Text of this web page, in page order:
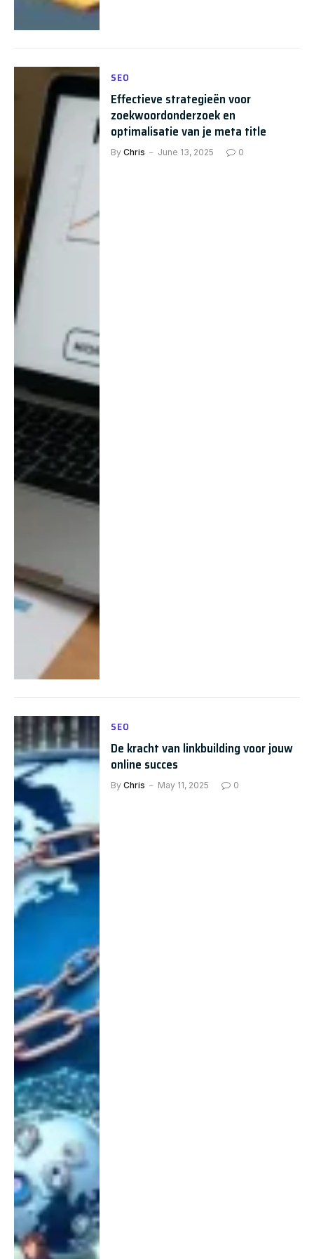
SEO
Effectieve strategieën voor
zoekwoordonderzoek en
optimalisatie van je meta title
By Chris June 13, 2025 0
SEO
De kracht van linkbuilding voor jouw
online succes
By Chris May 11, 2025 0